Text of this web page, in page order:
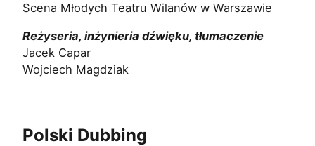
Scena Młodych Teatru Wilanów w Warszawie
Reżyseria, inżynieria dźwięku, tłumaczenie
Jacek Capar
Wojciech Magdziak
Polski Dubbing